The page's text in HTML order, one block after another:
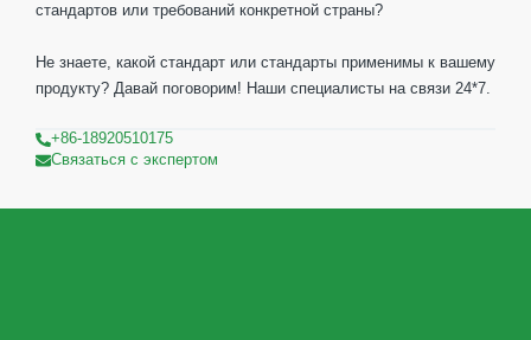
стандартов или требований конкретной страны?
Не знаете, какой стандарт или стандарты применимы к вашему
продукту? Давай поговорим! Наши специалисты на связи 24*7.
+86-18920510175
Связаться с экспертом